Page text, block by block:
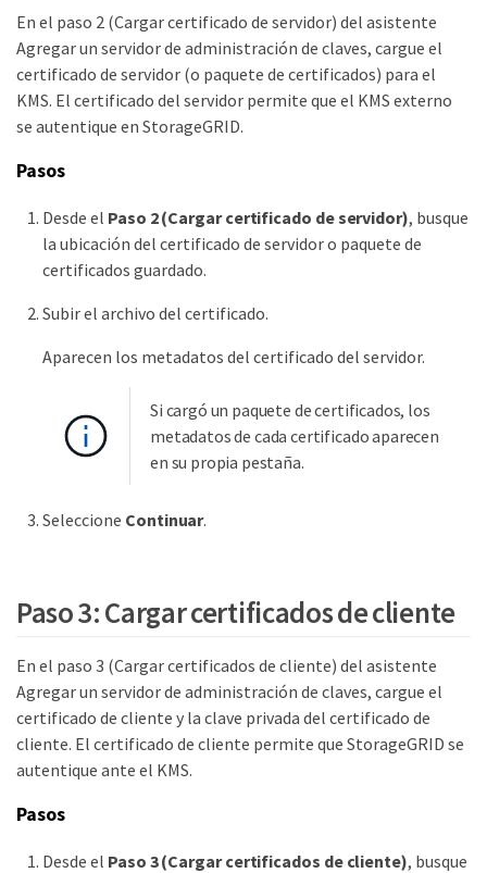
En el paso 2 (Cargar certificado de servidor) del asistente
Agregar un servidor de administración de claves, cargue el
certificado de servidor (o paquete de certificados) para el
KMS. El certificado del servidor permite que el KMS externo
se autentique en StorageGRID.
Pasos
Desde el Paso 2 (Cargar certificado de servidor), busque
la ubicación del certificado de servidor o paquete de
certificados guardado.
Subir el archivo del certificado.
Aparecen los metadatos del certificado del servidor.
Si cargó un paquete de certificados, los
metadatos de cada certificado aparecen
en su propia pestaña.
Seleccione Continuar.
Paso 3: Cargar certificados de cliente
En el paso 3 (Cargar certificados de cliente) del asistente
Agregar un servidor de administración de claves, cargue el
certificado de cliente y la clave privada del certificado de
cliente. El certificado de cliente permite que StorageGRID se
autentique ante el KMS.
Pasos
Desde el Paso 3 (Cargar certificados de cliente), busque